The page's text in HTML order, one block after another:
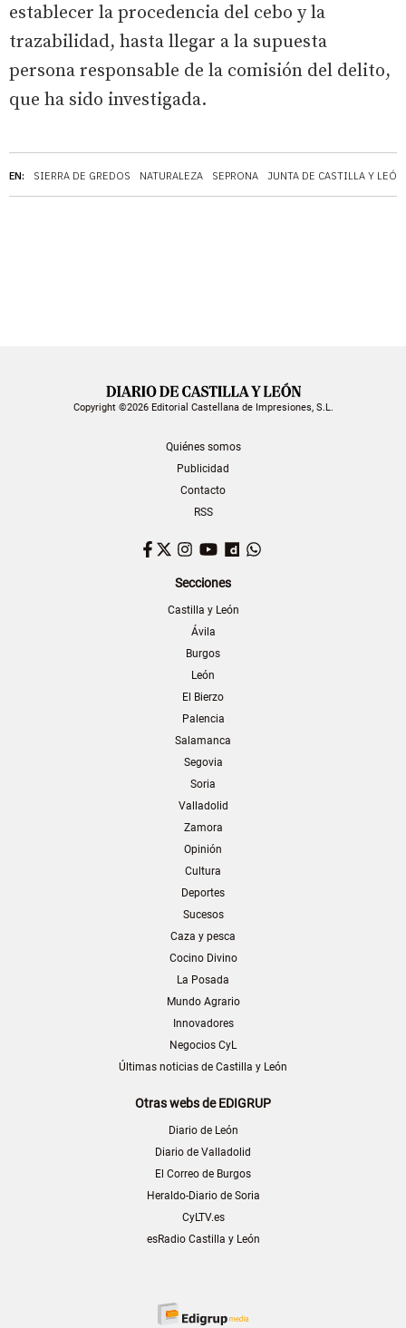
EN: SIERRA DE GREDOS NATURALEZA SEPRONA JUNTA DE CASTILLA Y LEÓN
establecer la procedencia del cebo y la
trazabilidad, hasta llegar a la supuesta
persona responsable de la comisión del delito,
que ha sido investigada.
Copyright ©2026 Editorial Castellana de Impresiones, S.L.
Quiénes somos
Publicidad
Contacto
RSS
Facebook
TwitterInstagram
YouTubeDailymotion
Secciones
Castilla y León
Ávila
Burgos
León
El Bierzo
Palencia
Salamanca
Segovia
Soria
Valladolid
Zamora
Opinión
Cultura
Deportes
Sucesos
Caza y pesca
Cocino Divino
La Posada
Mundo Agrario
Innovadores
Negocios CyL
Últimas noticias de Castilla y León
Otras webs de EDIGRUP
Diario de León
Diario de Valladolid
El Correo de Burgos
Heraldo-Diario de Soria
CyLTV.es
esRadio Castilla y León